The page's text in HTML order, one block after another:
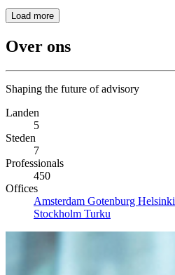
Load more
Over ons
Shaping the future of advisory
Landen
5
Steden
7
Professionals
450
Offices
Amsterdam Gotenburg Helsinki
Stockholm Turku